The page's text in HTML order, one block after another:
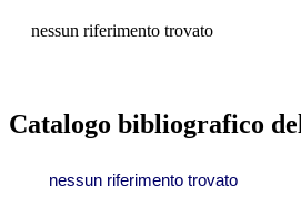
nessun riferimento trovato
Catalogo bibliografico del